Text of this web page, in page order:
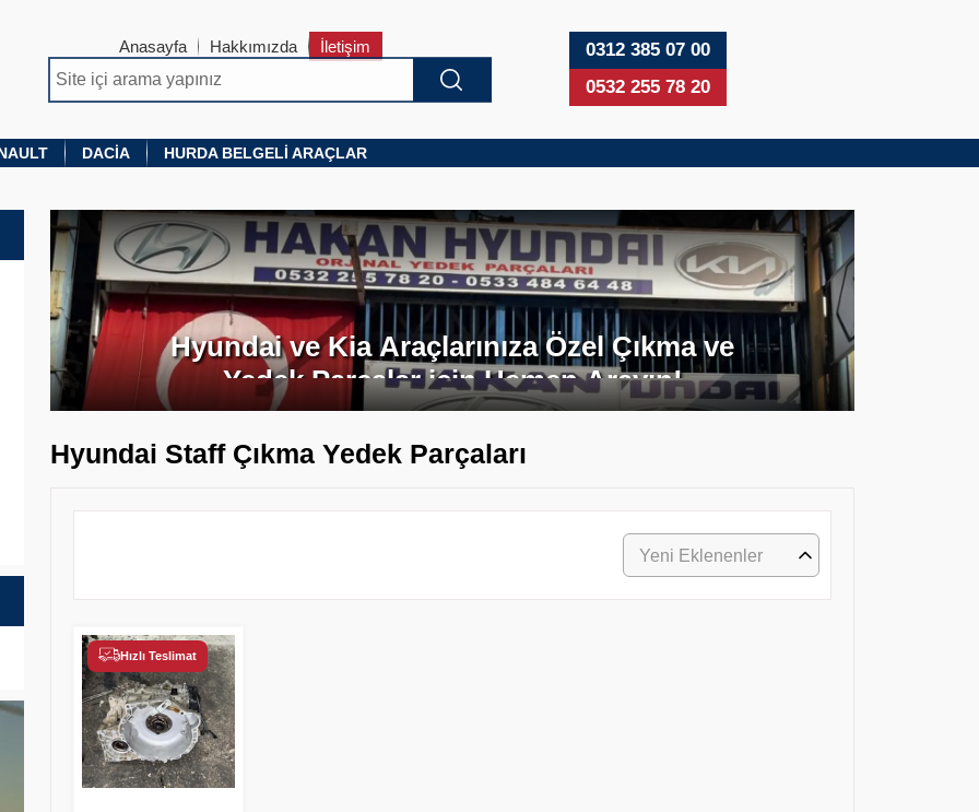
Anasayfa Hakkımızda İletişim
0312 385 07 00
0532 255 78 20
DACIA HURDA BELGELI ARAÇLAR
Hyundai ve Kia Araçlarınıza Özel Çıkma ve
Yedek Parçalar için Hemen Arayın!
Hyundai Staff Çıkma Yedek Parçaları
Yeni Eklenenler
Hızlı Teslimat